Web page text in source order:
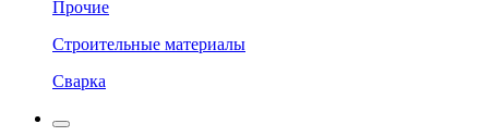
Прочие
Строительные материалы
Сварка